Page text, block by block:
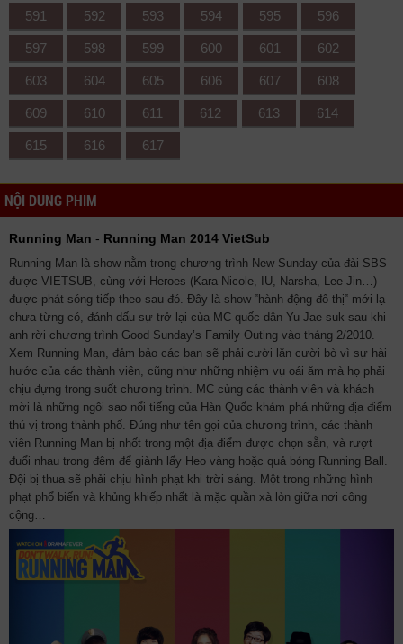
591 592 593 594 595 596
597 598 599 600 601 602
603 604 605 606 607 608
609 610 611 612 613 614
615 616 617
NỘI DUNG PHIM
Running Man - Running Man 2014 VietSub
Running Man là show nằm trong chương trình New Sunday của đài SBS
được VIETSUB, cùng với Heroes (Kara Nicole, IU, Narsha, Lee Jin…)
được phát sóng tiếp theo sau đó. Đây là show ‟hành động đô thị‟ mới lạ
chưa từng có, đánh dấu sự trở lại của MC quốc dân Yu Jae-suk sau khi
anh rời chương trình Good Sunday’s Family Outing vào tháng 2/2010.
Xem Running Man, đảm bảo các bạn sẽ phải cười lăn cười bò vì sự hài
hước của các thành viên, cũng như những nhiệm vụ oái ăm mà họ phải
chịu đựng trong suốt chương trình. MC cùng các thành viên và khách
mời là những ngôi sao nổi tiếng của Hàn Quốc khám phá những địa điểm
thú vị trong thành phố. Đúng như tên gọi của chương trình, các thành
viên Running Man bị nhốt trong một địa điểm được chọn sẵn, và rượt
đuổi nhau trong đêm để giành lấy Heo vàng hoặc quả bóng Running Ball.
Đội bị thua sẽ phải chịu hình phạt khi trời sáng. Một trong những hình
phạt phổ biến và khủng khiếp nhất là mặc quần xà lỏn giữa nơi công
cộng…